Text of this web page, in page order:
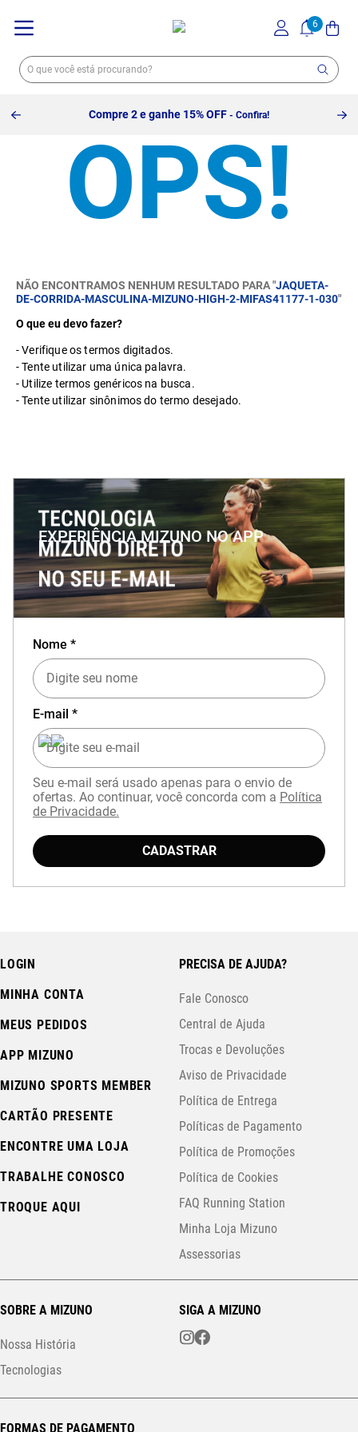
Compre 2 e ganhe 15% OFF - Confira!
NÃO ENCONTRAMOS NENHUM RESULTADO PARA "JAQUETA-
DE-CORRIDA-MASCULINA-MIZUNO-HIGH-2-MIFAS41177-1-030"
O que eu devo fazer?
Verifique os termos digitados.
Tente utilizar uma única palavra.
Utilize termos genéricos na busca.
Tente utilizar sinônimos do termo desejado.
EXPERIÊNCIA MIZUNO NO APP
com cupom
Nome *
E-mail *
Seu e-mail será usado apenas para o envio de
ofertas. Ao continuar, você concorda com a Política
de Privacidade.
CADASTRAR
LOGIN
MINHA CONTA
MEUS PEDIDOS
APP MIZUNO
MIZUNO SPORTS MEMBER
CARTÃO PRESENTE
ENCONTRE UMA LOJA
TRABALHE CONOSCO
TROQUE AQUI
PRECISA DE AJUDA?
Fale Conosco
Central de Ajuda
Trocas e Devoluções
Aviso de Privacidade
Política de Entrega
Políticas de Pagamento
Política de Promoções
Política de Cookies
FAQ Running Station
Minha Loja Mizuno
Assessorias
SOBRE A MIZUNO
Nossa História
Tecnologias
SIGA A MIZUNO
FORMAS DE PAGAMENTO